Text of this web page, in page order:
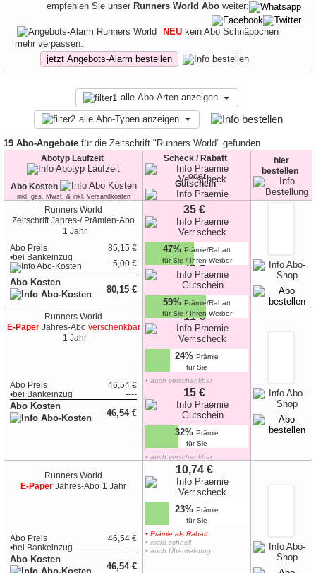
empfehlen Sie unser Runners World Abo weiter:
NEU kein Abo Schnäppchen
mehr verpassen:
jetzt Angebots-Alarm bestellen
alle Abo-Arten anzeigen
alle Abo-Typen anzeigen
19 Abo-Angebote für die Zeitschrift "Runners World" gefunden
Abotyp Laufzeit
Abo Kosten
inkl. ges. Mwst. & inkl. Versandkosten
Scheck / Rabatt
oder
Gutschein
hier
bestellen
Runners World
Zeitschrift Jahres-/ Prämien-Abo
1 Jahr
Abo Preis
85,15 €
•bei Bankeinzug
-5,00 €
Abo Kosten
80,15 €
35 €
47% Prämie/Rabatt
für Sie / Ihren Werber
45 €
59% Prämie/Rabatt
für Sie / Ihren Werber
Runners World
E-Paper Jahres-Aboverschenkbar
1 Jahr
Abo Preis
46,54 €
•bei Bankeinzug ----
Abo Kosten
46,54 €
11 €
24% Prämie
für Sie
• auch verschenkbar
zur Geschenk-Karte
15 €
32% Prämie
für Sie
• auch verschenkbar
zur Geschenk-Karte
Runners World
E-Paper Jahres-Abo 1 Jahr
Abo Preis
46,54 €
•bei Bankeinzug ----
Abo Kosten
46,54 €
10,74 €
23% Prämie
für Sie
• Prämie als Rabatt
• extra schnell
• auch Überweisung